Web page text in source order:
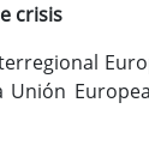
crisis